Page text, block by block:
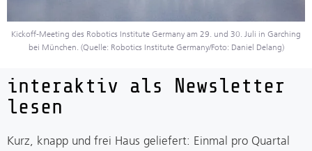
Kickoff-Meeting des Robotics Institute Germany am 29. und 30. Juli in Garching
bei München. (Quelle: Robotics Institute Germany/Foto: Daniel Delang)
interaktiv als Newsletter
lesen
Kurz, knapp und frei Haus geliefert: Einmal pro Quartal